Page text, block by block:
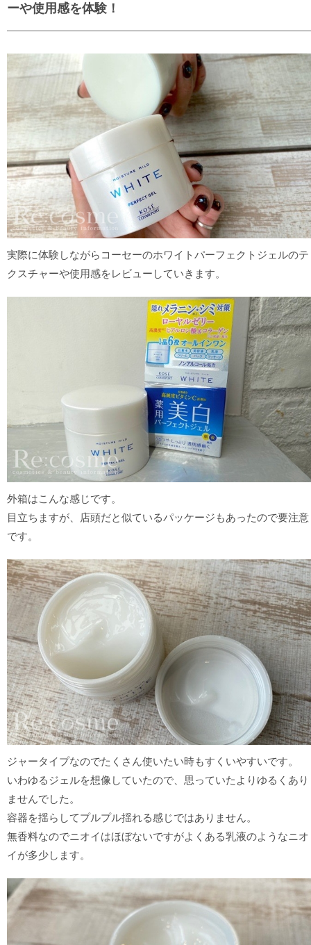
ーや使用感を体験！
実際に体験しながらコーセーのホワイトパーフェクトジェルのテ
クスチャーや使用感をレビューしていきます。
外箱はこんな感じです。
目立ちますが、店頭だと似ているパッケージもあったので要注意
です。
ジャータイプなのでたくさん使いたい時もすくいやすいです。
いわゆるジェルを想像していたので、思っていたよりゆるくあり
ませんでした。
容器を揺らしてプルプル揺れる感じではありません。
無香料なのでニオイはほぼないですがよくある乳液のようなニオ
イが多少します。